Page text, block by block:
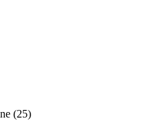
(25)